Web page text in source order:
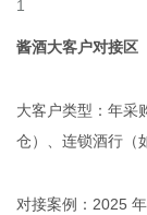
酱酒大客户对接区
大客户类型：年采
仓）、连锁酒行（
对接案例：2025